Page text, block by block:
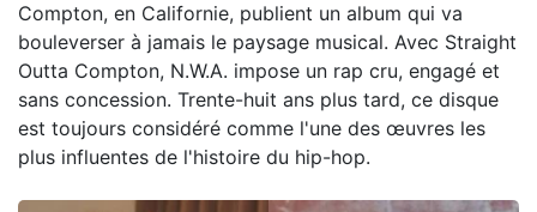
Compton, en Californie, publient un album qui va
bouleverser à jamais le paysage musical. Avec Straight
Outta Compton, N.W.A. impose un rap cru, engagé et
sans concession. Trente-huit ans plus tard, ce disque
est toujours considéré comme l'une des œuvres les
plus influentes de l'histoire du hip-hop.